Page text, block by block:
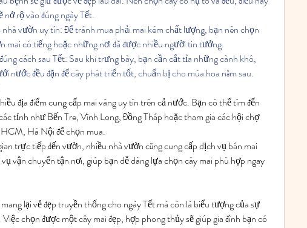
nở rộ vào đúng ngày Tết.
vườn uy tín: Để tránh mua phải mai kém chất lượng, bạn nên chọn
mai có tiếng hoặc những nơi đã được nhiều người tin tưởng.
cách sau Tết: Sau khi trưng bày, bạn cần cắt tỉa những cành khô,
nước đều đặn để cây phát triển tốt, chuẩn bị cho mùa hoa năm sau.
địa điểm cung cấp mai vàng uy tín trên cả nước. Bạn có thể tìm đến
tỉnh như Bến Tre, Vĩnh Long, Đồng Tháp hoặc tham gia các hội chợ
Hà Nội để chọn mua.
trực tiếp đến vườn, nhiều nhà vườn cũng cung cấp dịch vụ bán mai
vận chuyển tận nơi, giúp bạn dễ dàng lựa chọn cây mai phù hợp ngay
lại vẻ đẹp truyền thống cho ngày Tết mà còn là biểu tượng của sự
chọn được một cây mai đẹp, hợp phong thủy sẽ giúp gia đình bạn có